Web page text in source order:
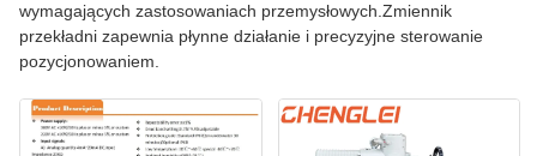
wymagających zastosowaniach przemysłowych.Zmiennik
przekładni zapewnia płynne działanie i precyzyjne sterowanie
pozycjonowaniem.